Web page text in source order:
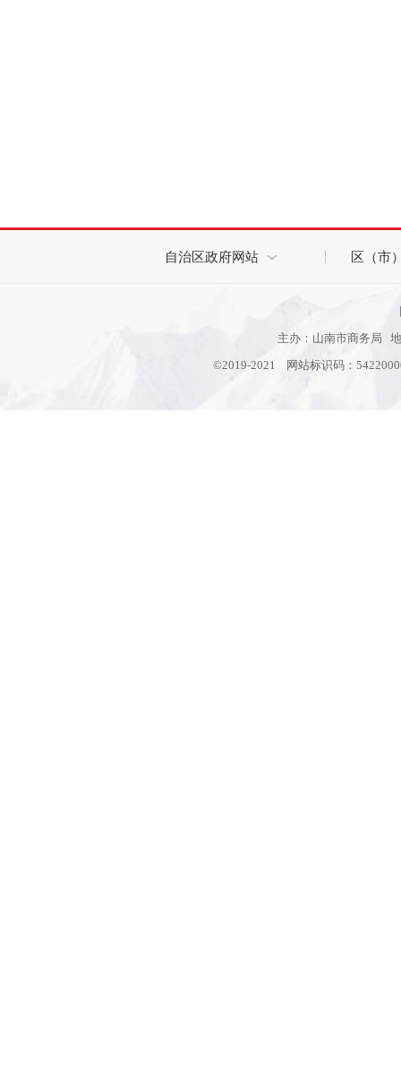
自治区政府网站 区（市
主办：山南市商务局
©2019-2021 网站标识码：